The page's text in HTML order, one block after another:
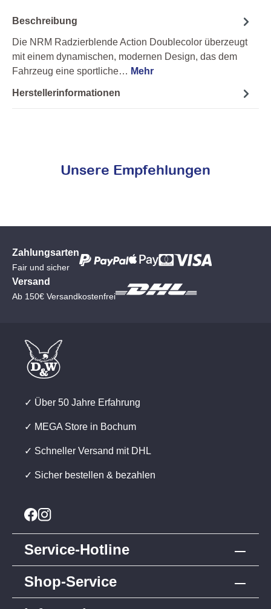
Beschreibung
Die NRM Radzierblende Action Doublecolor überzeugt
mit einem dynamischen, modernen Design, das dem
Fahrzeug eine sportliche… Mehr
Herstellerinformationen
Unsere Empfehlungen
Zahlungsarten
Fair und sicher
Versand
Ab 150€ Versandkostenfrei
✓ Über 50 Jahre Erfahrung
✓ MEGA Store in Bochum
✓ Schneller Versand mit DHL
✓ Sicher bestellen & bezahlen
Service-Hotline
Shop-Service